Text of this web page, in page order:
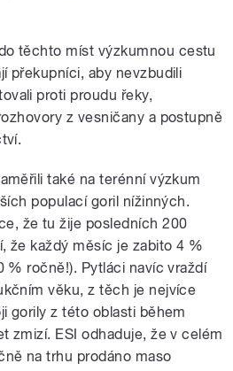
těchto míst výzkumnou cestu
překupníci, aby nevzbudili
proti proudu řeky,
z vesničany a postupně
také na terénní výzkum
populací goril nížinných.
že tu žije posledních 200
že každý měsíc je zabito 4 %
% ročně!). Pytláci navíc vraždí
věku, z těch je nejvíce
gorily z této oblasti během
zmizí. ESI odhaduje, že v celém
na trhu prodáno maso